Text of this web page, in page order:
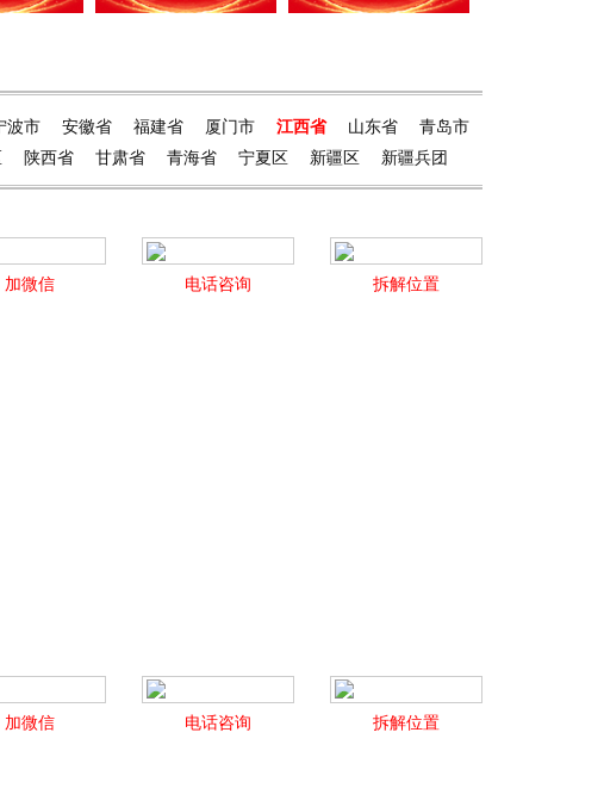
波市 安徽省 福建省 厦门市 江西省 山东省
青岛市
陕西省 甘肃省 青海省 宁夏区 新疆区 新疆兵团
拆解位置
电话咨询
加微信
拆解位置
电话咨询
加微信